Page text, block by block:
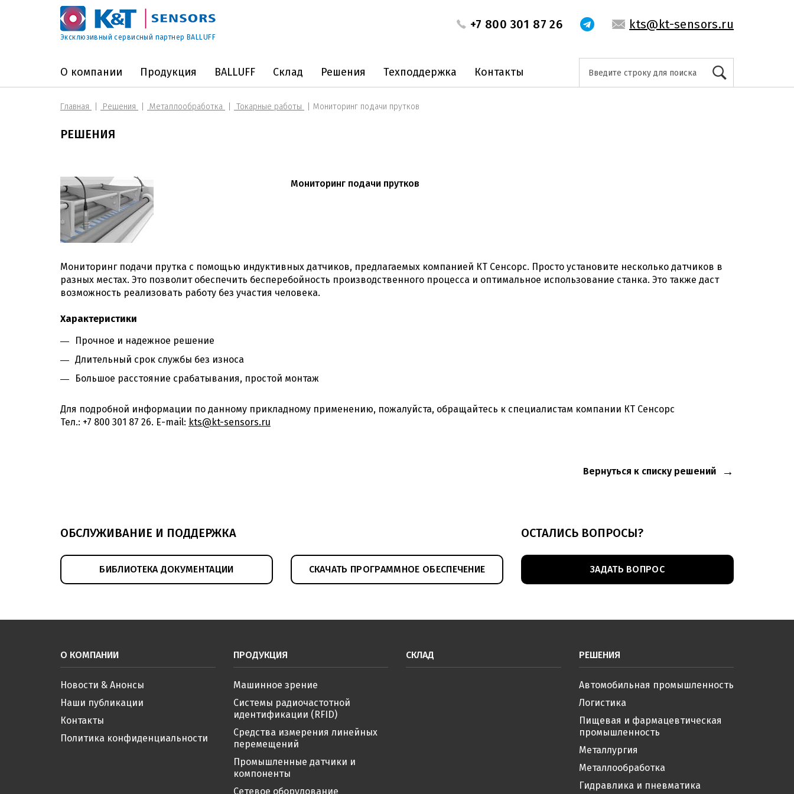
Эксклюзивный сервисный партнер BALLUFF
+7 800 301 87 26 kts@kt-sensors.ru
О компании Продукция BALLUFF Склад Решения Техподдержка Контакты
Главная Решения Металлообработка Токарные работы Мониторинг подачи прутков
РЕШЕНИЯ
Мониторинг подачи прутков
Мониторинг подачи прутка с помощью индуктивных датчиков, предлагаемых компанией КТ Сенсорс. Просто установите несколько датчиков в
разных местах. Это позволит обеспечить бесперебойность производственного процесса и оптимальное использование станка. Это также даст
возможность реализовать работу без участия человека.
Характеристики
Прочное и надежное решение
Длительный срок службы без износа
Большое расстояние срабатывания, простой монтаж
Для подробной информации по данному прикладному применению, пожалуйста, обращайтесь к специалистам компании КТ Сенсорс
Тел.: +7 800 301 87 26. E-mail: kts@kt-sensors.ru
Вернуться к списку решений
ОБСЛУЖИВАНИЕ И ПОДДЕРЖКА
БИБЛИОТЕКА ДОКУМЕНТАЦИИ СКАЧАТЬ ПРОГРАММНОЕ ОБЕСПЕЧЕНИЕ
ОСТАЛИСЬ ВОПРОСЫ?
ЗАДАТЬ ВОПРОС
О КОМПАНИИ
Новости & Анонсы
Наши публикации
Контакты
Политика конфиденциальности
ПРОДУКЦИЯ
Машинное зрение
Системы радиочастотной
идентификации (RFID)
Средства измерения линейных
перемещений
Промышленные датчики и
компоненты
Сетевое оборудование
СКЛАД РЕШЕНИЯ
Автомобильная промышленность
Логистика
Пищевая и фармацевтическая
промышленность
Металлургия
Металлообработка
Гидравлика и пневматика